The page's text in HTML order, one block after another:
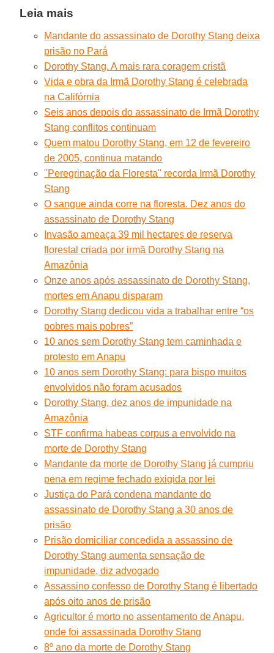
Leia mais
Mandante do assassinato de Dorothy Stang deixa
prisão no Pará
Dorothy Stang. A mais rara coragem cristã
Vida e obra da Irmã Dorothy Stang é celebrada
na Califórnia
Seis anos depois do assassinato de Irmã Dorothy
Stang conflitos continuam
Quem matou Dorothy Stang, em 12 de fevereiro
de 2005, continua matando
"Peregrinação da Floresta" recorda Irmã Dorothy
Stang
O sangue ainda corre na floresta. Dez anos do
assassinato de Dorothy Stang
Invasão ameaça 39 mil hectares de reserva
florestal criada por irmã Dorothy Stang na
Amazônia
Onze anos após assassinato de Dorothy Stang,
mortes em Anapu disparam
Dorothy Stang dedicou vida a trabalhar entre “os
pobres mais pobres”
10 anos sem Dorothy Stang tem caminhada e
protesto em Anapu
10 anos sem Dorothy Stang: para bispo muitos
envolvidos não foram acusados
Dorothy Stang, dez anos de impunidade na
Amazônia
STF confirma habeas corpus a envolvido na
morte de Dorothy Stang
Mandante da morte de Dorothy Stang já cumpriu
pena em regime fechado exigida por lei
Justiça do Pará condena mandante do
assassinato de Dorothy Stang a 30 anos de
prisão
Prisão domiciliar concedida a assassino de
Dorothy Stang aumenta sensação de
impunidade, diz advogado
Assassino confesso de Dorothy Stang é libertado
após oito anos de prisão
Agricultor é morto no assentamento de Anapu,
onde foi assassinada Dorothy Stang
8º ano da morte de Dorothy Stang